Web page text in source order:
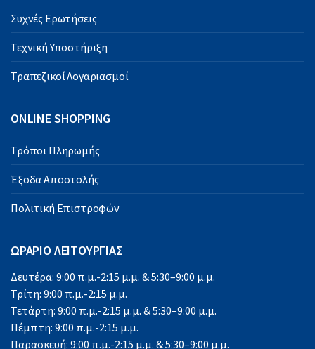
Συχνές Ερωτήσεις
Τεχνική Υποστήριξη
Τραπεζικοί Λογαριασμοί
ONLINE SHOPPING
Τρόποι Πληρωμής
Έξοδα Αποστολής
Πολιτική Επιστροφών
ΩΡΑΡΙΟ ΛΕΙΤΟΥΡΓΙΑΣ
Δευτέρα: 9:00 π.μ.-2:15 μ.μ. & 5:30–9:00 μ.μ.
Τρίτη: 9:00 π.μ.-2:15 μ.μ.
Τετάρτη: 9:00 π.μ.-2:15 μ.μ. & 5:30–9:00 μ.μ.
Πέμπτη: 9:00 π.μ.-2:15 μ.μ.
Παρασκευή: 9:00 π.μ.-2:15 μ.μ. & 5:30–9:00 μ.μ.